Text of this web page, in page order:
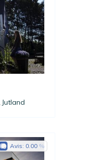
Jutland
Avis: 0.00